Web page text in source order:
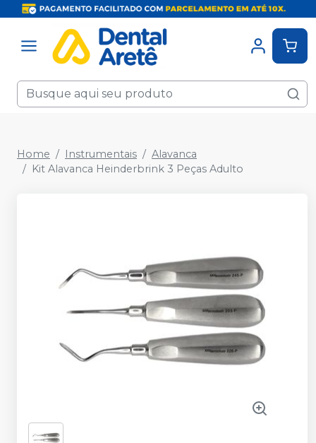
Home Instrumentais
Alavanca
Kit Alavanca Heinderbrink 3 Peças Adulto